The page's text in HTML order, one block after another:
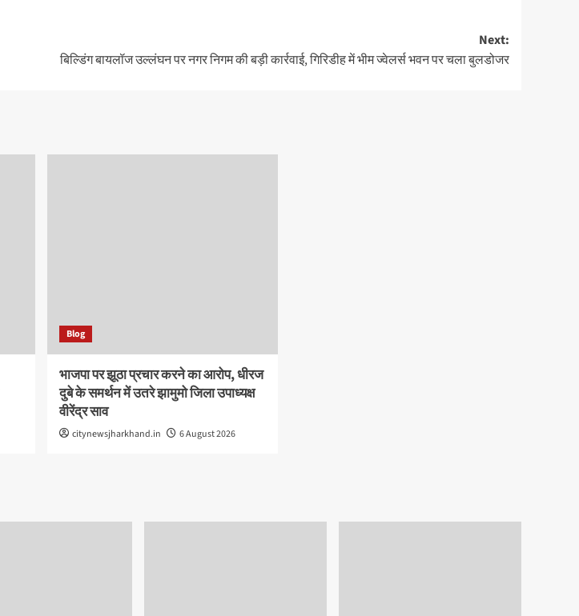
Next:
बिल्डिंग बायलॉज उल्लंघन पर नगर निगम की बड़ी कार्रवाई, गिरिडीह में भीम ज्वेलर्स भवन पर चला बुलडोजर
Blog
भाजपा पर झूठा प्रचार करने का आरोप, धीरज
दुबे के समर्थन में उतरे झामुमो जिला उपाध्यक्ष
वीरेंद्र साव
citynewsjharkhand.in 6 August 2026